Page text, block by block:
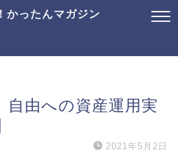
かったんマガジン
自由への資産運用実
2021年5月2日